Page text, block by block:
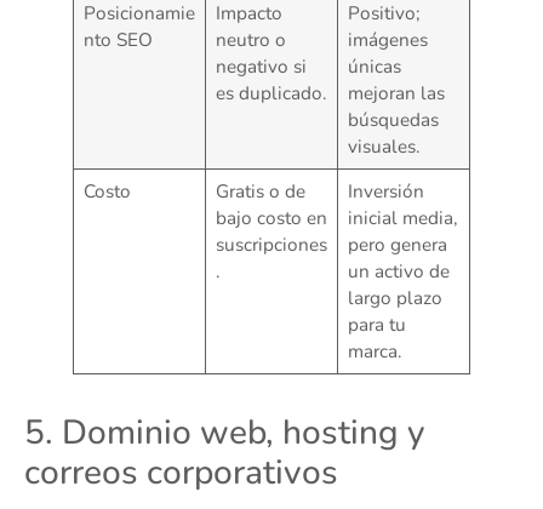
Posicionamie
nto SEO
Impacto
neutro o
negativo si
es duplicado.
Positivo;
imágenes
únicas
mejoran las
búsquedas
visuales.
Costo
Gratis o de
bajo costo en
suscripciones
.
Inversión
inicial media,
pero genera
un activo de
largo plazo
para tu
marca.
5. Dominio web, hosting y
correos corporativos